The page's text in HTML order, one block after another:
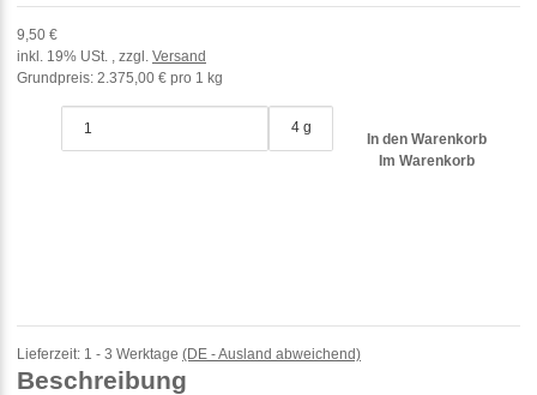
9,50 €
inkl. 19% USt. , zzgl. Versand
Grundpreis: 2.375,00 € pro 1 kg
4 g
In den Warenkorb
Im Warenkorb
Lieferzeit: 1 - 3 Werktage (DE - Ausland abweichend)
Beschreibung